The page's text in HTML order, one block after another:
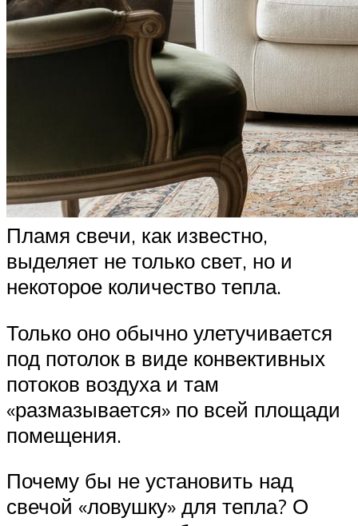
Пламя свечи, как известно,
выделяет не только свет, но и
некоторое количество тепла.
Только оно обычно улетучивается
под потолок в виде конвективных
потоков воздуха и там
«размазывается» по всей площади
помещения.
Почему бы не установить над
свечой «ловушку» для тепла? О